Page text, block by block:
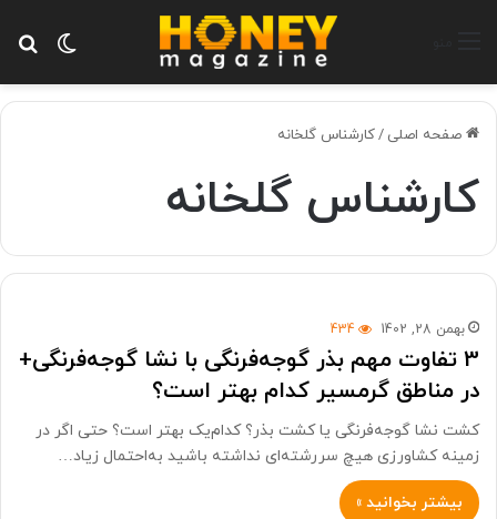
تغییر
صفحه اصلی /کارشناس گلخانه
کارشناس گلخانه
بهمن 28, 1402 434
3 تفاوت مهم بذر گوجه‌فرنگی با نشا گوجه‌فرنگی+
در مناطق گرمسیر کدام بهتر است؟
کشت نشا گوجه‌فرنگی یا کشت بذر؟ کدام‌یک بهتر است؟ حتی اگر در
زمینه کشاورزی هیچ سررشته‌ای نداشته باشید به‌احتمال زیاد…
بیشتر بخوانید »